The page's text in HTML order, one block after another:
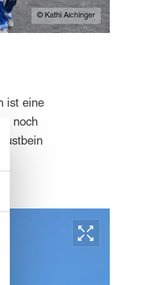
© Kathi Aichinger
ist eine
noch